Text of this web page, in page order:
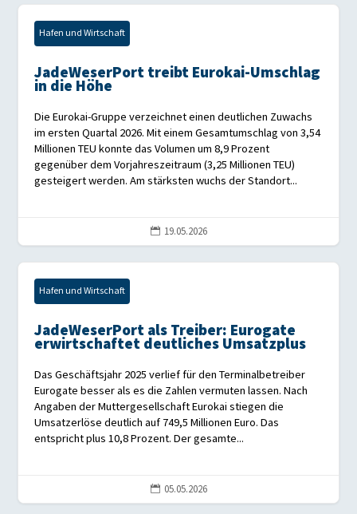
Hafen und Wirtschaft
JadeWeserPort treibt Eurokai-Umschlag
in die Höhe
Die Eurokai-Gruppe verzeichnet einen deutlichen Zuwachs
im ersten Quartal 2026. Mit einem Gesamtumschlag von 3,54
Millionen TEU konnte das Volumen um 8,9 Prozent
gegenüber dem Vorjahreszeitraum (3,25 Millionen TEU)
gesteigert werden. Am stärksten wuchs der Standort...
 19.05.2026
Hafen und Wirtschaft
JadeWeserPort als Treiber: Eurogate
erwirtschaftet deutliches Umsatzplus
Das Geschäftsjahr 2025 verlief für den Terminalbetreiber
Eurogate besser als es die Zahlen vermuten lassen. Nach
Angaben der Muttergesellschaft Eurokai stiegen die
Umsatzerlöse deutlich auf 749,5 Millionen Euro. Das
entspricht plus 10,8 Prozent. Der gesamte...
 05.05.2026